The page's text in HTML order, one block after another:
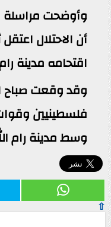
وأوضحت مراسلة
أن الاحتلال
اقتحامه مدينة
وقد وقعت صباح
فلسطينيين
وسط مدينة رام
⇧